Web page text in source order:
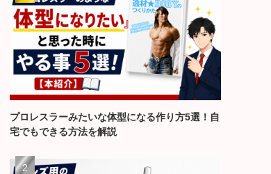
プロレスラーみたいな体型になる作り方5選！自
宅でもできる方法を解説